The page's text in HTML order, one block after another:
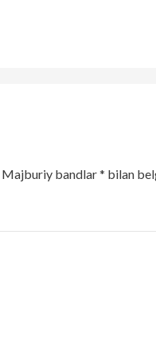
Majburiy bandlar* bilan